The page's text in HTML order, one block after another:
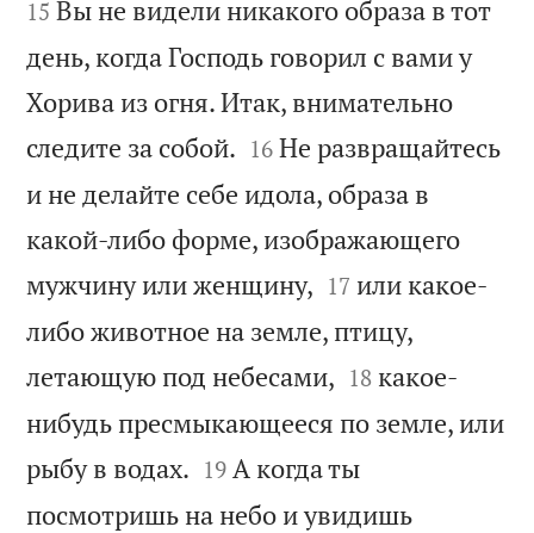

15 Вы не видели никакого образа в тот
день, когда Господь говорил с вами у
Хорива из огня. Итак, внимательно
следите за собой. 

16 Не развращайтесь
и не делайте себе идола, образа в
какой-либо форме, изображающего
мужчину или женщину, 

17 или какое-
либо животное на земле, птицу,
летающую под небесами, 

18 какое-
нибудь пресмыкающееся по земле, или
рыбу в водах. 

19 А когда ты
посмотришь на небо и увидишь